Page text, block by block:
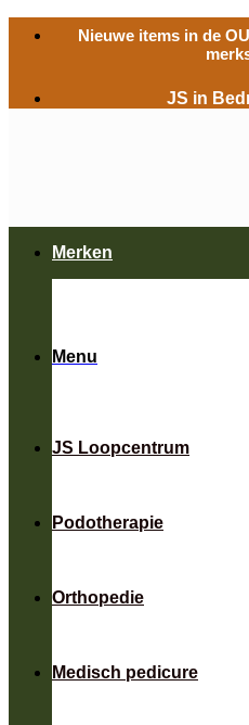
naar
Nieuwe items in de
JS in
Menu
JS Loopcentrum
Podotherapie
Orthopedie
Medisch pedicure
Merken